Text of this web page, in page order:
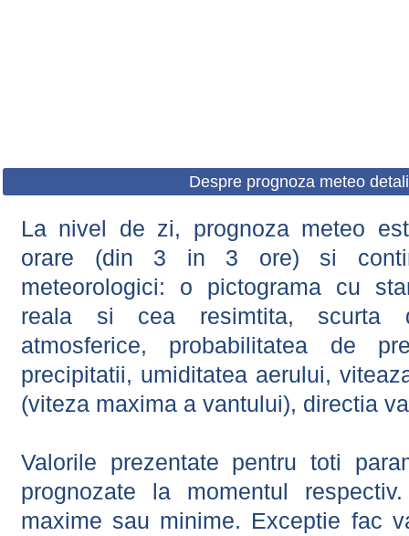
Despre prognoza meteo
La nivel de zi, prognoza meteo
orare (din 3 in 3 ore) si
meteorologici: o pictograma cu
reala si cea resimtita, scurta
atmosferice, probabilitatea de
precipitatii, umiditatea aerului,
(viteza maxima a vantului), directia
Valorile prezentate pentru toti
prognozate la momentul
maxime sau minime. Exceptie fac